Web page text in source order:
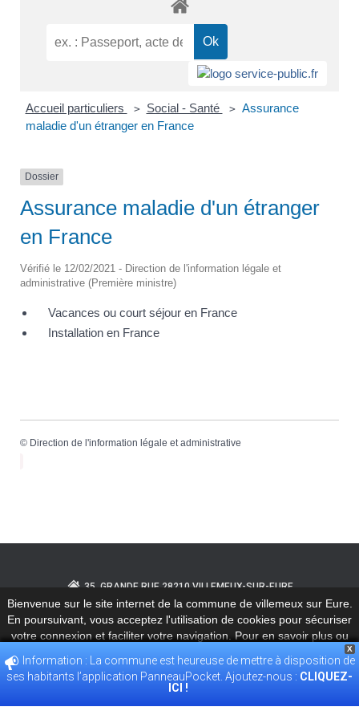
Bienvenue sur le site internet de la commune de villemeux sur Eure.
En poursuivant, vous acceptez l'utilisation de cookies pour sécuriser
votre connexion et faciliter votre navigation. Pour en savoir plus ou
ACCEPT Plus d’informations
Accueil particuliers > Social - Santé > Assurance
maladie d'un étranger en France
Dossier
Assurance maladie d'un étranger
en France
Vérifié le 12/02/2021 - Direction de l'information légale et
administrative (Première ministre)
Vacances ou court séjour en France
Installation en France
© Direction de l'information légale et administrative
35, GRANDE RUE 28210 VILLEMEUX-SUR-EURE
02.37.82.30.28 ACCUEIL@VILLEMEUX.FR
POLITIQUE DE CONFIDENTIALITÉ
X
Information : La commune est heureuse de mettre à disposition de
ses habitants l’application PanneauPocket. Ajoutez-nous : CLIQUEZ-
ICI !